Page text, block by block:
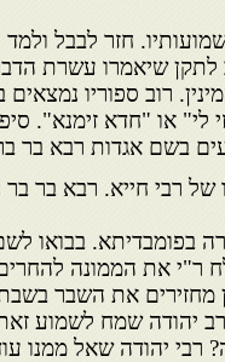
חזר לבבל ולמד
לתקן שיאמרו עשרת
רוב ספוריו
לי" או "חדא זימנא".
בשם אגדות רבא בר
של רבי חייא. רבא בר
בפומבדיתא. בבואו
ר"י את הממונה
את השבר
יהודה שמח לשמוע
רבי יהודה שאל ממנו